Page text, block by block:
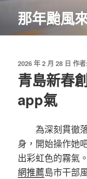
主
那年颱風
發
佈
於
2026 年 2 月 28 日 作者:
青島新春
app氣
為深刻貫徹
身，開始操作她
出彩虹色的霧氣
網推薦島市干部